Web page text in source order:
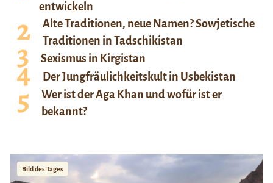
entwickeln
Alte Traditionen, neue Namen? Sowjetische
Traditionen in Tadschikistan
Sexismus in Kirgistan
Der Jungfräulichkeitskult in Usbekistan
Wer ist der Aga Khan und wofür ist er
bekannt?
Bild des Tages